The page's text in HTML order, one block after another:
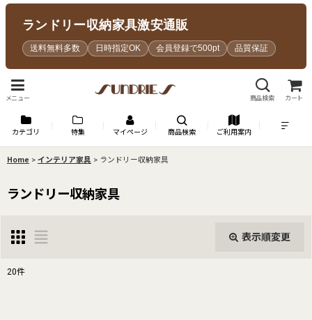
ランドリー収納家具激安通販
送料無料多数 日時指定OK 会員登録で500pt 品質保証
メニュー 商品検索 カート
カテゴリ 特集 マイページ 商品検索 ご利用案内
Home > インテリア家具 > ランドリー収納家具
ランドリー収納家具
表示順変更
20件